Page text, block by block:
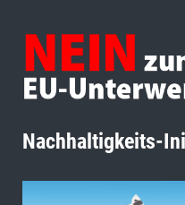
Nachhaltigkeits-